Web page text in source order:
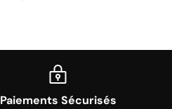
Paiements Sécurisés